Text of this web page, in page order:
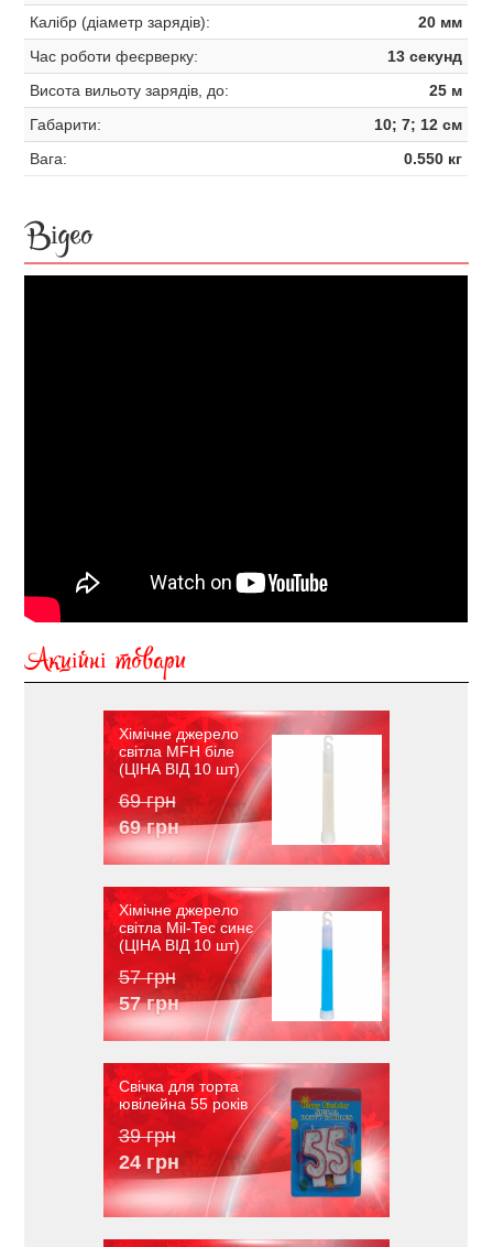
Калібр (діаметр зарядів):
20 мм
Час роботи феєрверку:
13 секунд
Висота вильоту зарядів, до:
25 м
Габарити:
10; 7; 12 см
Вага:
0.550 кг
Відео
Акційні товари
Хімічне джерело
світла MFH біле
(ЦІНА ВІД 10 шт)
69 грн
69 грн
Хімічне джерело
світла Mil-Tec синє
(ЦІНА ВІД 10 шт)
57 грн
57 грн
Свічка для торта
ювілейна 55 років
39 грн
24 грн